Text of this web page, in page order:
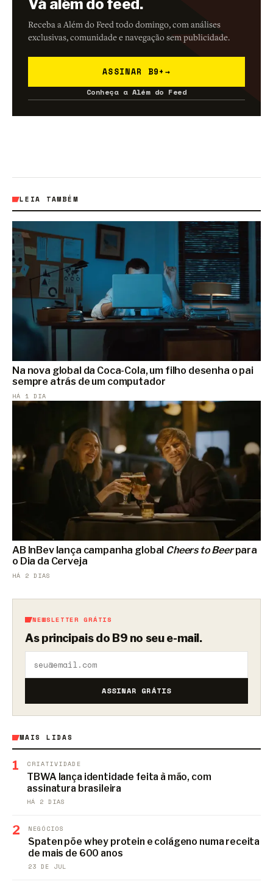
Vá além do feed.
Receba a Além do Feed todo domingo, com análises
exclusivas, comunidade e navegação sem publicidade.
ASSINAR B9+ →
Conheça a Além do Feed
LEIA TAMBÉM
Na nova global da Coca-Cola, um filho desenha o pai
sempre atrás de um computador
HÁ 1 DIA
AB InBev lança campanha global Cheers to Beerpara
o Dia da Cerveja
HÁ 2 DIAS
NEWSLETTER GRÁTIS
As principais do B9 no seu e-mail.
ASSINAR GRÁTIS
MAIS LIDAS
1 CRIATIVIDADE
TBWA lança identidade feita à mão, com
assinatura brasileira
HÁ 2 DIAS
2 NEGÓCIOS
Spaten põe whey protein e colágeno numa receita
de mais de 600 anos
23 DE JUL